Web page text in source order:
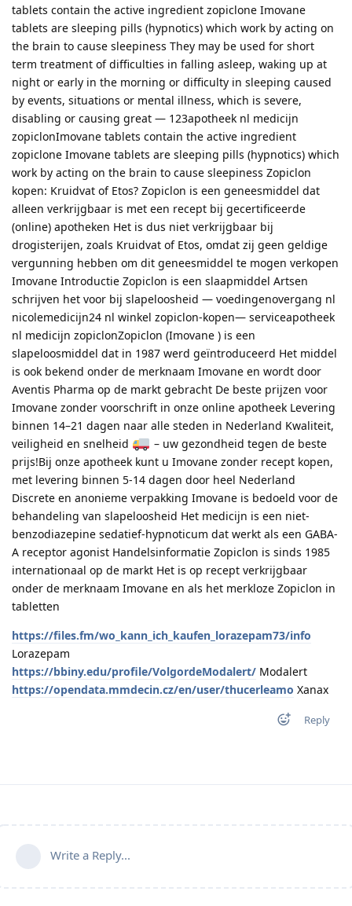
tablets contain the active ingredient zopiclone Imovane
tablets are sleeping pills (hypnotics) which work by acting on
the brain to cause sleepiness They may be used for short
term treatment of difficulties in falling asleep, waking up at
night or early in the morning or difficulty in sleeping caused
by events, situations or mental illness, which is severe,
disabling or causing great — 123apotheek nl medicijn
zopiclonImovane tablets contain the active ingredient
zopiclone Imovane tablets are sleeping pills (hypnotics) which
work by acting on the brain to cause sleepiness Zopiclon
kopen: Kruidvat of Etos? Zopiclon is een geneesmiddel dat
alleen verkrijgbaar is met een recept bij gecertificeerde
(online) apotheken Het is dus niet verkrijgbaar bij
drogisterijen, zoals Kruidvat of Etos, omdat zij geen geldige
vergunning hebben om dit geneesmiddel te mogen verkopen
Imovane Introductie Zopiclon is een slaapmiddel Artsen
schrijven het voor bij slapeloosheid — voedingenovergang nl
nicolemedicijn24 nl winkel zopiclon-kopen— serviceapotheek
nl medicijn zopiclonZopiclon (Imovane ) is een
slapeloosmiddel dat in 1987 werd geïntroduceerd Het middel
is ook bekend onder de merknaam Imovane en wordt door
Aventis Pharma op de markt gebracht De beste prijzen voor
Imovane zonder voorschrift in onze online apotheek Levering
binnen 14–21 dagen naar alle steden in Nederland Kwaliteit,
veiligheid en snelheid
– uw gezondheid tegen de beste
prijs!Bij onze apotheek kunt u Imovane zonder recept kopen,
met levering binnen 5-14 dagen door heel Nederland
Discrete en anonieme verpakking Imovane is bedoeld voor de
behandeling van slapeloosheid Het medicijn is een niet-
benzodiazepine sedatief-hypnoticum dat werkt als een GABA-
A receptor agonist Handelsinformatie Zopiclon is sinds 1985
internationaal op de markt Het is op recept verkrijgbaar
onder de merknaam Imovane en als het merkloze Zopiclon in
tabletten
https://files.fm/wo_kann_ich_kaufen_lorazepam73/info
Lorazepam
https://bbiny.edu/profile/VolgordeModalert/ Modalert
https://opendata.mmdecin.cz/en/user/thucerleamo Xanax
Reply
Write a Reply...